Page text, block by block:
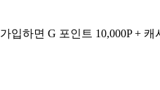
입하면 G 포인트 10,000P +